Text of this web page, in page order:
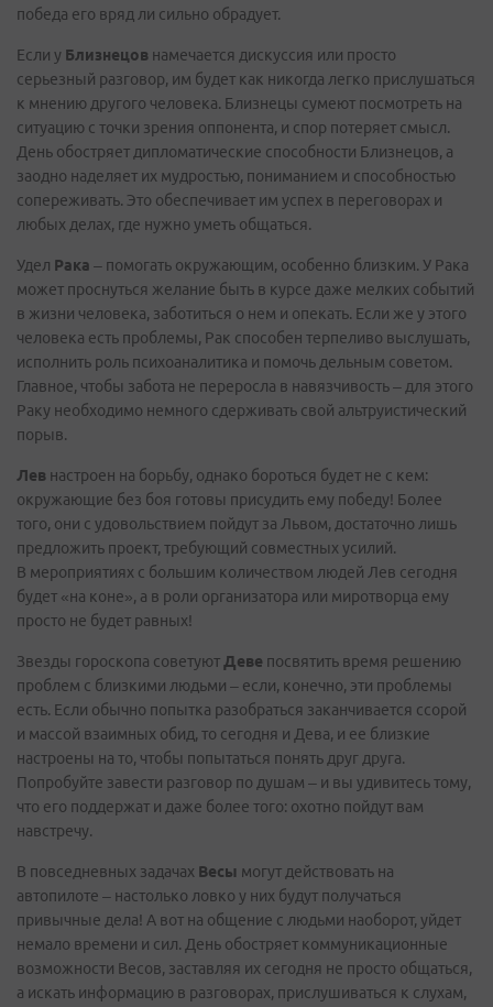
победа его вряд ли сильно обрадует.
Если у Близнецов намечается дискуссия или просто
серьезный разговор, им будет как никогда легко прислушаться
к мнению другого человека. Близнецы сумеют посмотреть на
ситуацию с точки зрения оппонента, и спор потеряет смысл.
День обостряет дипломатические способности Близнецов, а
заодно наделяет их мудростью, пониманием и способностью
сопереживать. Это обеспечивает им успех в переговорах и
любых делах, где нужно уметь общаться.
Удел Рака – помогать окружающим, особенно близким. У Рака
может проснуться желание быть в курсе даже мелких событий
в жизни человека, заботиться о нем и опекать. Если же у этого
человека есть проблемы, Рак способен терпеливо выслушать,
исполнить роль психоаналитика и помочь дельным советом.
Главное, чтобы забота не переросла в навязчивость – для этого
Раку необходимо немного сдерживать свой альтруистический
порыв.
Лев настроен на борьбу, однако бороться будет не с кем:
окружающие без боя готовы присудить ему победу! Более
того, они с удовольствием пойдут за Львом, достаточно лишь
предложить проект, требующий совместных усилий.
В мероприятиях с большим количеством людей Лев сегодня
будет «на коне», а в роли организатора или миротворца ему
просто не будет равных!
Звезды гороскопа советуютДеве посвятить время решению
проблем с близкими людьми – если, конечно, эти проблемы
есть. Если обычно попытка разобраться заканчивается ссорой
и массой взаимных обид, то сегодня и Дева, и ее близкие
настроены на то, чтобы попытаться понять друг друга.
Попробуйте завести разговор по душам – и вы удивитесь тому,
что его поддержат и даже более того: охотно пойдут вам
навстречу.
В повседневных задачах Весы могут действовать на
автопилоте – настолько ловко у них будут получаться
привычные дела! А вот на общение с людьми наоборот, уйдет
немало времени и сил. День обостряет коммуникационные
возможности Весов, заставляя их сегодня не просто общаться,
а искать информацию в разговорах, прислушиваться к слухам,